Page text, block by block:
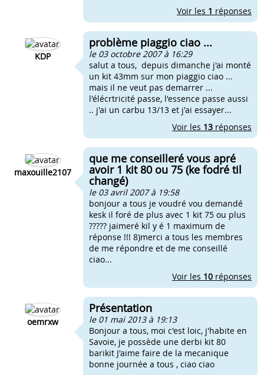
Voir les 1 réponses
KDP
problème piaggio ciao ...
le 03 octobre 2007 à 16:29
salut a tous, depuis dimanche j'ai monté
un kit 43mm sur mon piaggio ciao ...
mais il ne veut pas demarrer ...
l'élécrtricité passe, l'essence passe aussi
.. j'ai un carbu 13/13 et j'ai essayer...
Voir les 13 réponses
maxouille2107
que me conseilleré vous apré
avoir 1 kit 80 ou 75 (ke fodré til
changé)
le 03 avril 2007 à 19:58
bonjour a tous je voudré vou demandé
kesk il foré de plus avec 1 kit 75 ou plus
????? jaimeré kil y é 1 maximum de
réponse !!! 8)merci a tous les membres
de me répondre et de me conseillé
ciao...
Voir les 10 réponses
oemrxw
Présentation
le 01 mai 2013 à 19:13
Bonjour a tous, moi c'est loic, j'habite en
Savoie, je possède une derbi kit 80
barikit J'aime faire de la mecanique
bonne journée a tous , ciao ciao